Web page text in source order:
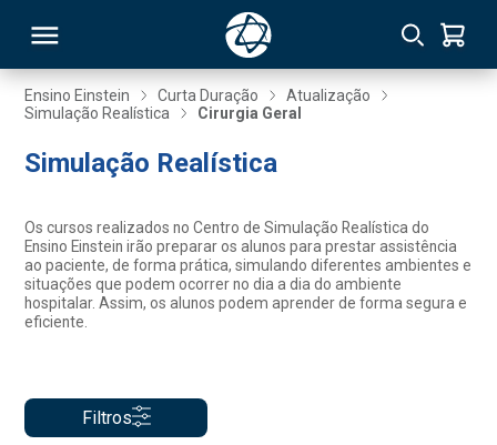
Ensino Einstein Curta Duração
Atualização
Simulação Realística
Cirurgia Geral
Simulação Realística
Os cursos realizados no Centro de Simulação Realística do
Ensino Einstein irão preparar os alunos para prestar assistência
ao paciente, de forma prática, simulando diferentes ambientes e
situações que podem ocorrer no dia a dia do ambiente
hospitalar. Assim, os alunos podem aprender de forma segura e
eficiente.
Filtros